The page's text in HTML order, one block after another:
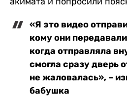
«Я это видео
кому они
когда отправляла
смогла сразу дверь
не жаловалась», –
бабушка